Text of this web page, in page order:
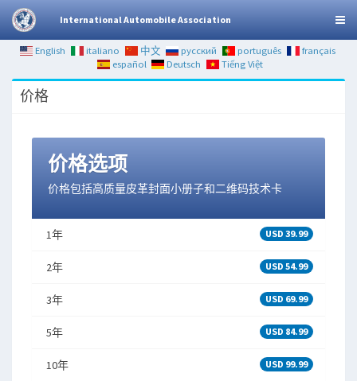
International Automobile Association
English italiano 中文 русский português
français
español
Deutsch Tiếng Việt
价格
价格选项
价格包括高质量皮革封面小册子和二维码技术卡
1年 USD 39.99
2年 USD 54.99
3年 USD 69.99
5年 USD 84.99
10年 USD 99.99